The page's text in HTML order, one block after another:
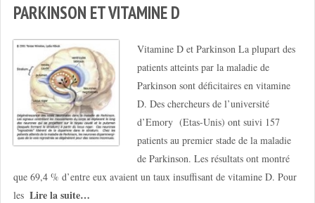
PARKINSON ET VITAMINE D
Vitamine D et Parkinson La plupart des
patients atteints par la maladie de
Parkinson sont déficitaires en vitamine
D. Des chercheurs de l’université
d’Emory (Etas-Unis) ont suivi 157
patients au premier stade de la maladie
de Parkinson. Les résultats ont montré
que 69,4 % d’entre eux avaient un taux insuffisant de vitamine D. Pour
les Lire la suite…